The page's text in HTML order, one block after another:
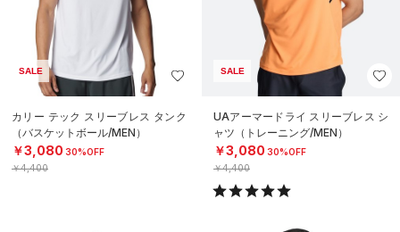
SALE
カリー テック スリーブレス タンク
（バスケットボール/MEN）
￥3,080 30%OFF
￥4,400
SALE
UAアーマードライ スリーブレス シ
ャツ（トレーニング/MEN）
￥3,080 30%OFF
￥4,400